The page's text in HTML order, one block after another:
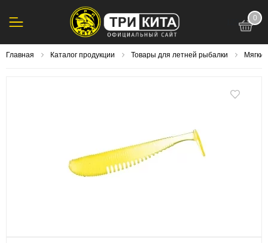
0
Главная Каталог продукции Товары для летней рыбалки